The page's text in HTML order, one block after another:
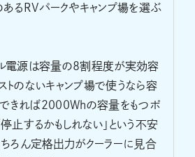
あるRVパークやキャンプ場を選ぶ
電源は容量の8割程度が実効容
トのないキャンプ場で使うなら容
きれば2000Whの容量をもつポ
止するかもしれない」という不安
ちろん定格出力がクーラーに見合